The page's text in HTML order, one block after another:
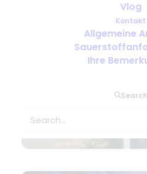
Vlog
Kontakt
Allgemeine
Ihre
Search
Beliebte